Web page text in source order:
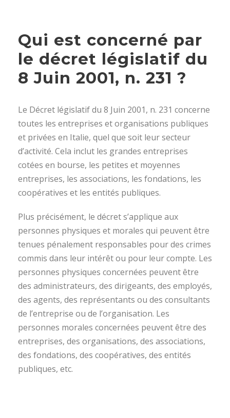
Qui est concerné par
le décret législatif du
8 Juin 2001, n. 231 ?
Le Décret législatif du 8 Juin 2001, n. 231 concerne
toutes les entreprises et organisations publiques
et privées en Italie, quel que soit leur secteur
d’activité. Cela inclut les grandes entreprises
cotées en bourse, les petites et moyennes
entreprises, les associations, les fondations, les
coopératives et les entités publiques.
Plus précisément, le décret s’applique aux
personnes physiques et morales qui peuvent être
tenues pénalement responsables pour des crimes
commis dans leur intérêt ou pour leur compte. Les
personnes physiques concernées peuvent être
des administrateurs, des dirigeants, des employés,
des agents, des représentants ou des consultants
de l’entreprise ou de l’organisation. Les
personnes morales concernées peuvent être des
entreprises, des organisations, des associations,
des fondations, des coopératives, des entités
publiques, etc.